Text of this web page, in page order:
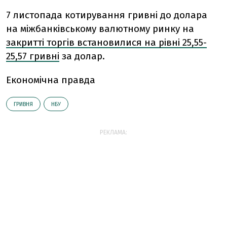
7 листопада котирування гривні до долара
на міжбанківському валютному ринку на
закритті торгів встановилися на рівні 25,55-
25,57 гривні за долар.
Економічна правда
ГРИВНЯ НБУ
РЕКЛАМА: